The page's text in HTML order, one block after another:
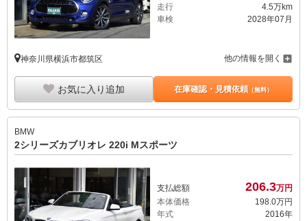
走行
4.5万km
車検
2028年07月
神奈川県横浜市都筑区 他の情報を開く
お気に入り追加 在庫確認・見積依頼（無料）
BMW
2シリーズカブリオレ 220i Mスポーツ
支払総額 206.3万円
本体価格
198.0万円
年式
2016年